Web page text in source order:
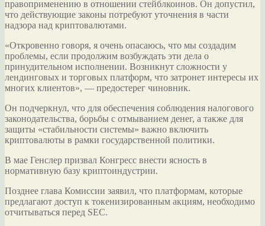
правоприменению в отношении стейблкоинов. Он допустил,
что действующие законы потребуют уточнения в части
надзора над криптовалютами.
«Откровенно говоря, я очень опасаюсь, что мы создадим
проблемы, если продолжим возбуждать эти дела о
принудительном исполнении. Возникнут сложности у
лендинговых и торговых платформ, что затронет интересы их
многих клиентов», — предостерег чиновник.
Он подчеркнул, что для обеспечения соблюдения налогового
законодательства, борьбы с отмыванием денег, а также для
защиты «стабильности системы» важно включить
криптовалюты в рамки государственной политики.
В мае Генслер призвал Конгресс внести ясность в
нормативную базу криптоиндустрии.
Позднее глава Комиссии заявил, что платформам, которые
предлагают доступ к токенизированным акциям, необходимо
отчитываться перед SEC.